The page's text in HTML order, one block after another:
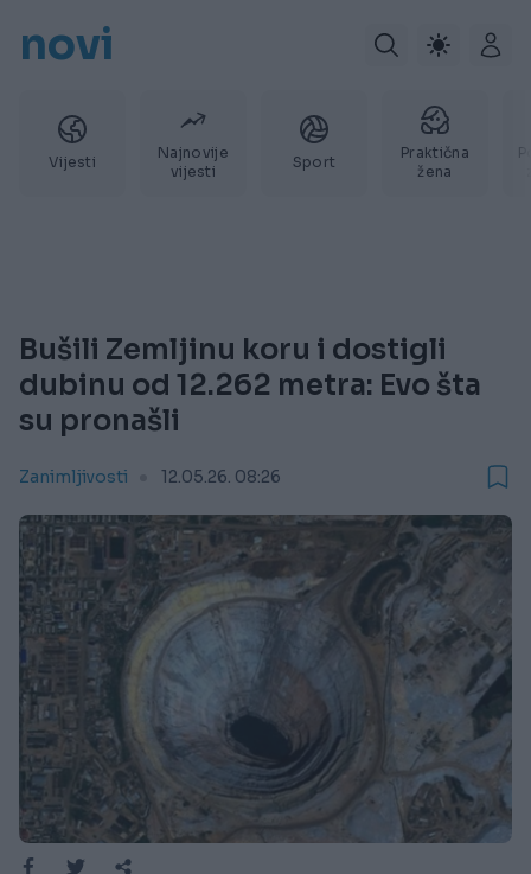
novi
Vijesti
Najnovije
vijesti
Sport
Praktična
žena
Bušili Zemljinu koru i dostigli
dubinu od 12.262 metra: Evo šta
su pronašli
Zanimljivosti 12.05.26. 08:26